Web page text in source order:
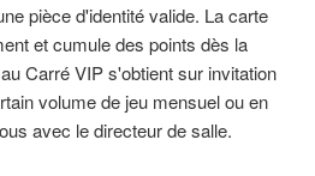
pièce d'identité valide. La carte
et cumule des points dès la
Carré VIP s'obtient sur invitation
volume de jeu mensuel ou en
avec le directeur de salle.